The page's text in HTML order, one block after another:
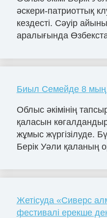
әскери-патриоттық
кездесті. Сәуір
аралығында
Биыл Семейде 8 мың
Облыс әкімінің
қаласын
жұмыс жүргізілуде.
Берік Уәли қаланың
Жетісуда «Сиверс
фестивалі ерекше